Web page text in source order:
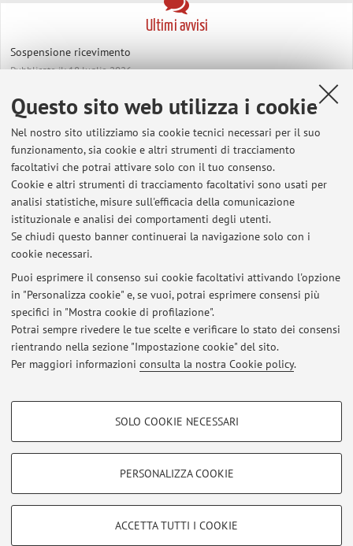
Questo sito web utilizza i cookie
Nel nostro sito utilizziamo sia cookie tecnici necessari per il suo
funzionamento, sia cookie e altri strumenti di tracciamento
facoltativi che potrai attivare solo con il tuo consenso.
Cookie e altri strumenti di tracciamento facoltativi sono usati per
analisi statistiche, misure sull'efficacia della comunicazione
istituzionale e analisi dei comportamenti degli utenti.
Se chiudi questo banner continuerai la navigazione solo con i
cookie necessari.
Puoi esprimere il consenso sui cookie facoltativi attivando l'opzione
in "Personalizza cookie" e, se vuoi, potrai esprimere consensi più
specifici in "Mostra cookie di profilazione".
Potrai sempre rivedere le tue scelte e verificare lo stato dei consensi
rientrando nella sezione "Impostazione cookie" del sito.
Per maggiori informazioni consulta la nostra Cookie policy.
COOKIE DI PROFILAZIONE - FACOLTATIVI
COOKIE TECNICI - NECESSARI
SOLO COOKIE NECESSARI
PERSONALIZZA COOKIE
ACCETTA TUTTI I COOKIE
Ultimi avvisi
Sospensione ricevimento
Pubblicato il: 18 luglio 2026
Richieste tesi di laurea
Tutti gli avvisi
In evidenza
Centro Studi di Critica Heideggeriana (CSCH)
Idee Sbagliate - Il podcast del Dipartimento di Filosofia
Phaenomenologica – Centro di ricerca per la fenomenologia "Enzo
Area riservata
Accedi tramiteloginper gestire tutti i contenuti del sito.
Zamboni, 33 - 40126 Bologna - Partita IVA: 01131710376